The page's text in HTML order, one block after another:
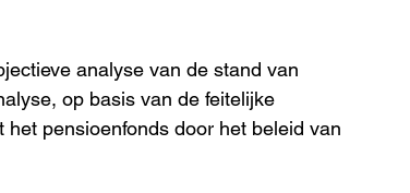
analyse van de stand van
op basis van de feitelijke
pensioenfonds door het beleid van